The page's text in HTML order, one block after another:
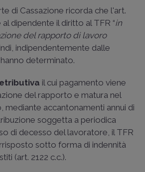
di Cassazione ricorda che l'art.
dipendente il diritto al TFR “in
del rapporto di lavoro
indipendentemente dalle
determinato.
il cui pagamento viene
del rapporto e matura nel
mediante accantonamenti annui di
soggetta a periodica
di decesso del lavoratore, il TFR
sotto forma di indennità
(art. 2122 c.c.).